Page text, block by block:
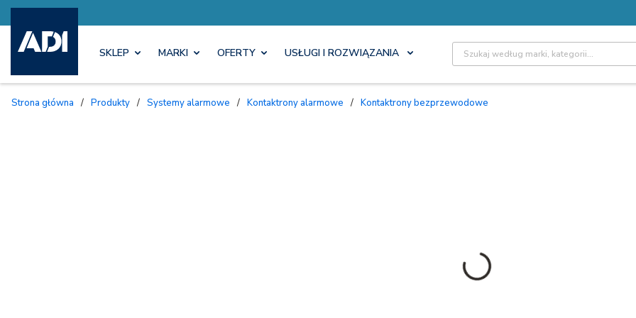
SKLEP MARKI OFERTY USŁUGI I ROZWIĄZANIA Site Search
Strona główna / Produkty / Systemy alarmowe / Kontaktrony alarmowe / Kontaktrony bezprzewodowe